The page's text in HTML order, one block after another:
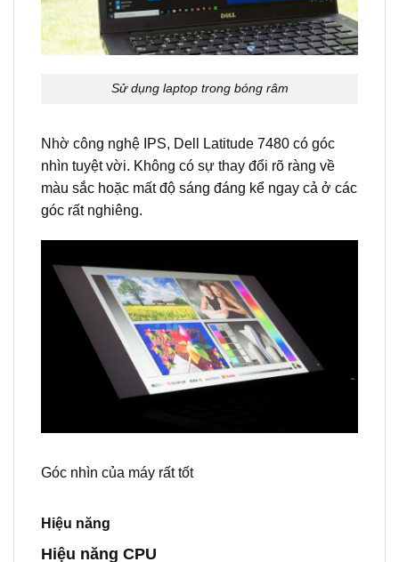
Sử dụng laptop trong bóng râm
Nhờ công nghệ IPS, Dell Latitude 7480 có góc
nhìn tuyệt vời. Không có sự thay đổi rõ ràng về
màu sắc hoặc mất độ sáng đáng kể ngay cả ở các
góc rất nghiêng.
Góc nhìn của máy rất tốt
Hiệu năng
Hiệu năng CPU